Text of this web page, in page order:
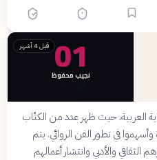
قبل 4 أشهر 01
نجيب محفوظ
العربية، حيث ظهر عدد من الكتّاب
في تطور الفن الروائي. يتم
الثقافي والأدبي وانتشار أعمالهم